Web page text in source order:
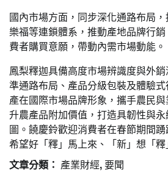
國內市場方面，同步深化通路布局
樂福等連鎖體系，推動產地品牌行
費者購買意願，帶動內需市場動能。
鳳梨釋迦具備高度市場辨識度與外
準通路布局、產品分級包裝及體驗
產在國際市場品牌形象，攜手農民
升農產品附加價值，打造具韌性與
圖。饒慶鈴歡迎消費者在春節期間
希望好「釋」馬上來、「新」想「釋
文章分類： 產業財經,要聞